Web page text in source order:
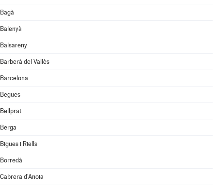
Bagà
Balenyà
Balsareny
Barberà del Vallès
Barcelona
Begues
Bellprat
Berga
Bigues i Riells
Borredà
Cabrera d'Anoia